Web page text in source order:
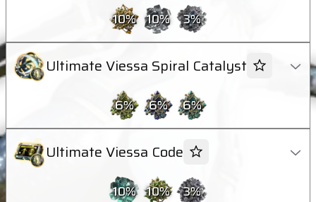
10% 10% 3%
Ultimate Viessa Spiral Catalyst
6% 6% 6%
Ultimate Viessa Code
10% 10% 3%